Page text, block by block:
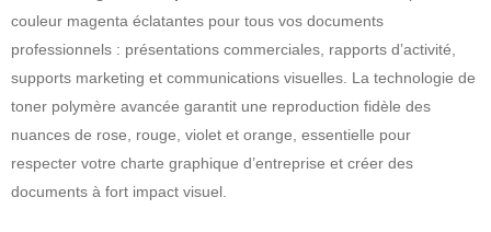
couleur magenta éclatantes pour tous vos documents
professionnels : présentations commerciales, rapports d’activité,
supports marketing et communications visuelles. La technologie de
toner polymère avancée garantit une reproduction fidèle des
nuances de rose, rouge, violet et orange, essentielle pour
respecter votre charte graphique d’entreprise et créer des
documents à fort impact visuel.